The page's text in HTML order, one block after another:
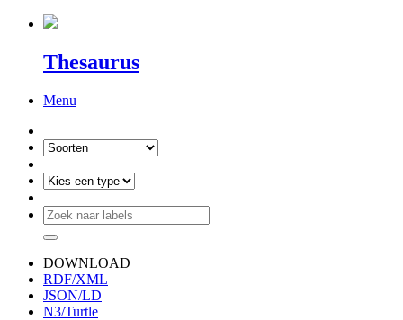
Thesaurus
Menu
DOWNLOAD
RDF/XML
JSON/LD
N3/Turtle